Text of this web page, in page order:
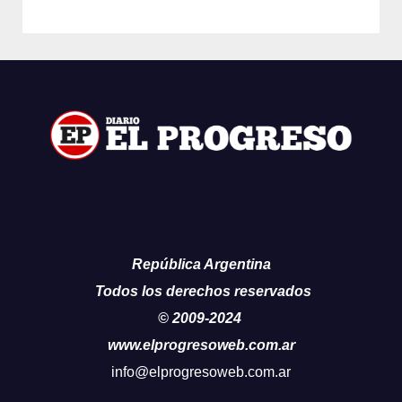
República Argentina
Todos los derechos reservados
© 2009-2024
www.elprogresoweb.com.ar
info@elprogresoweb.com.ar